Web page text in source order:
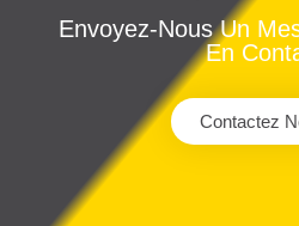
Envoyez-Nous Un
En
Contactez